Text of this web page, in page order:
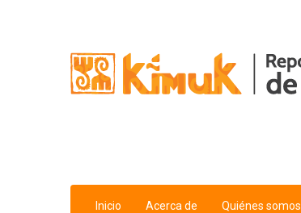
Inicio Acerca de Quiénes somos